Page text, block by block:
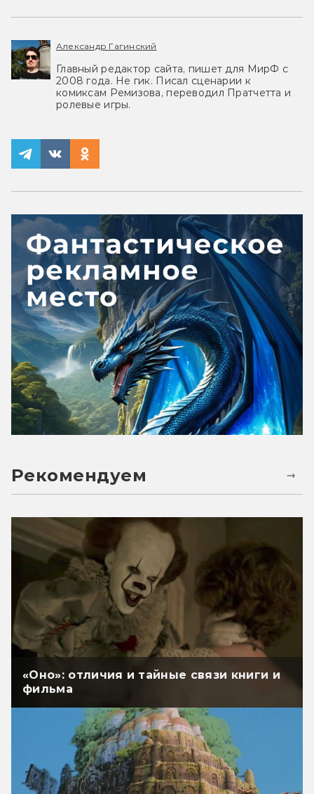
Александр Гагинский
Главный редактор сайта, пишет для МирФ с
2008 года. Не гик. Писал сценарии к
комиксам Ремизова, переводил Пратчетта и
ролевые игры.
Рекомендуем
«Оно»: отличия и тайные связи книги и
фильма